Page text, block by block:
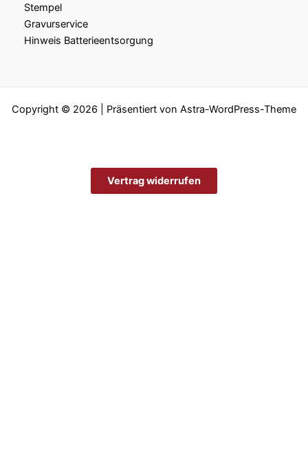
Stempel
Gravurservice
Hinweis Batterieentsorgung
Copyright © 2026 | Präsentiert von Astra-WordPress-Theme
Vertrag widerrufen